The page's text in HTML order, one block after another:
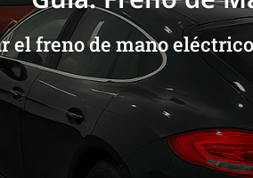
el freno de mano